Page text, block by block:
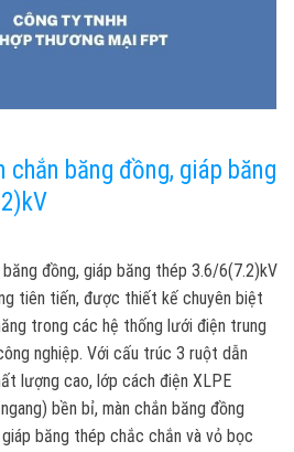
chắn băng đồng, giáp băng
băng đồng, giáp băng thép 3.6/6(7.2)kV
tiên tiến, được thiết kế chuyên biệt
trong các hệ thống lưới điện trung
nghiệp. Với cấu trúc 3 ruột dẫn
lượng cao, lớp cách điện XLPE
bền bỉ, màn chắn băng đồng
băng thép chắc chắn và vỏ bọc